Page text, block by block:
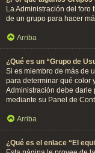
La Administración del
de un grupo para hacer
Arriba
¿Qué es un “Grupo de
Si es miembro de más de
para determinar qué color
Administración debe darle
mediante su Panel de
Arriba
¿Qué es el enlace “El